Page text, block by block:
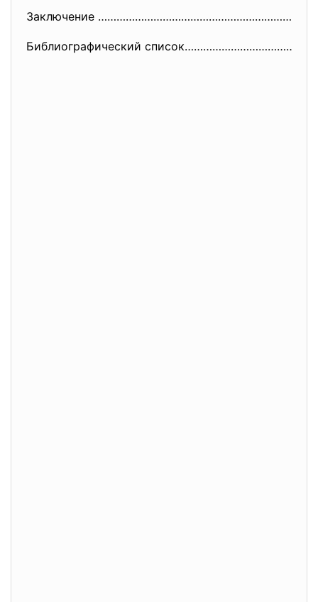
Заключение
Библиографический